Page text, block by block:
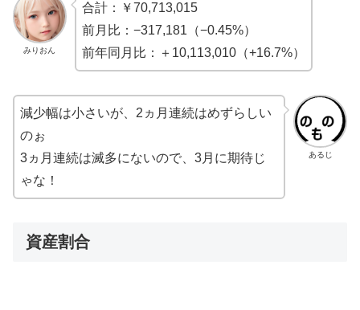
みりおん
合計：￥70,713,015
前月比：−317,181（−0.45%）
前年同月比：＋10,113,010（+16.7%）
あるじ
減少幅は小さいが、2ヵ月連続はめずらしい
のぉ
3ヵ月連続は滅多にないので、3月に期待じ
ゃな！
資産割合